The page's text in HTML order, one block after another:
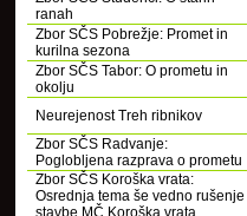
ranah
Zbor SČS Pobrežje: Promet in
kurilna sezona
Zbor SČS Tabor: O prometu in
okolju
Neurejenost Treh ribnikov
Zbor SČS Radvanje:
Poglobljena razprava o prometu
Zbor SČS Koroška vrata:
Osrednja tema še vedno rušenje
stavbe MČ Koroška vrata